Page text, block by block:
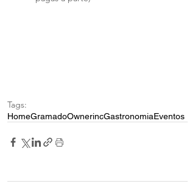
Tags:
HomeGramadoOwnerincGastronomiaEventos